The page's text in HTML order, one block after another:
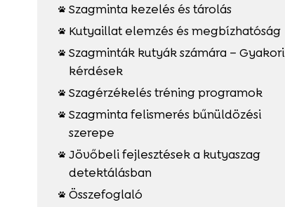
 Szagminta kezelés és tárolás
 Kutyaillat elemzés és megbízhatóság
 Szagminták kutyák számára – Gyakori
kérdések
 Szagérzékelés tréning programok
 Szagminta felismerés bűnüldözési
szerepe
 Jövőbeli fejlesztések a kutyaszag
detektálásban
 Összefoglaló